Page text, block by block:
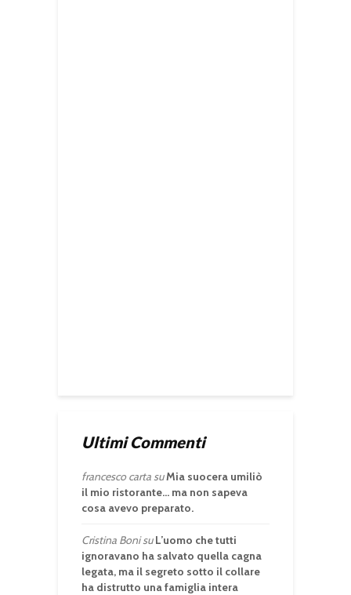
Ultimi Commenti
francesco carta suMia suocera umiliò
il mio ristorante… ma non sapeva
cosa avevo preparato.
Cristina BonisuL’uomo che tutti
ignoravano ha salvato quella cagna
legata, ma il segreto sotto il collare
ha distrutto una famiglia intera